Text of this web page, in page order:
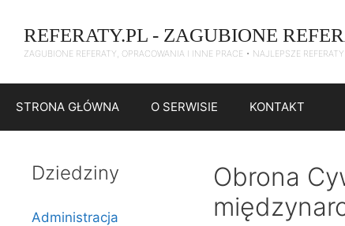
treści
REFERATY.PL - ZAGUBIONE
ZAGUBIONE REFERATY, OPRACOWANIA I INNE PRACE • NAJLEPSZE
STRONA GŁÓWNA O SERWISIE KONTAKT
Obrona
Dziedziny
Administracja